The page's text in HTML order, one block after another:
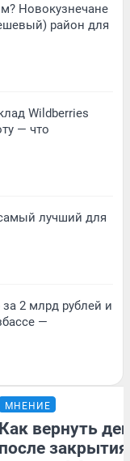
Новокузнечане
район для
Wildberries
— что
лучший для
2 млрд рублей и
—
МНЕНИЕ
Как вернуть
после закрытия